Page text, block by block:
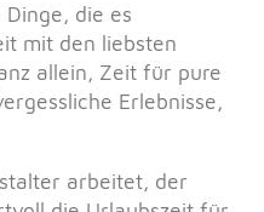
die es
mit den liebsten
allein, Zeit für pure
Erlebnisse,
arbeitet, der